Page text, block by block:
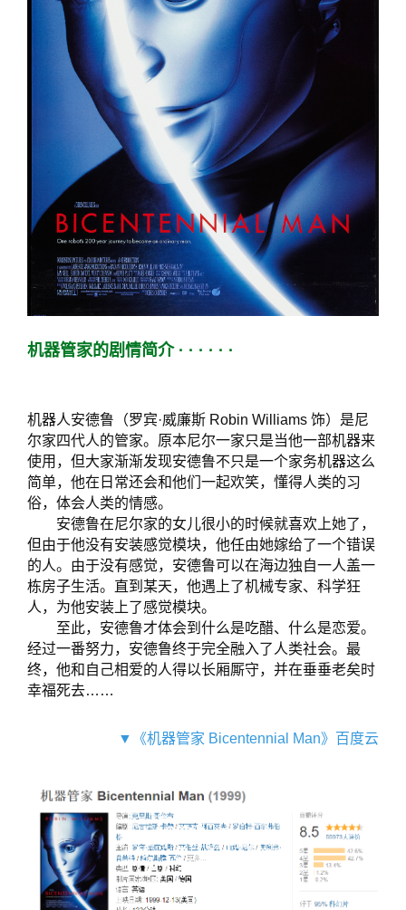
机器管家的剧情简介 · · · · · ·
机器人安德鲁（罗宾·威廉斯 Robin Williams 饰）是尼
尔家四代人的管家。原本尼尔一家只是当他一部机器来
使用，但大家渐渐发现安德鲁不只是一个家务机器这么
简单，他在日常还会和他们一起欢笑，懂得人类的习
俗，体会人类的情感。
安德鲁在尼尔家的女儿很小的时候就喜欢上她了，
但由于他没有安装感觉模块，他任由她嫁给了一个错误
的人。由于没有感觉，安德鲁可以在海边独自一人盖一
栋房子生活。直到某天，他遇上了机械专家、科学狂
人，为他安装上了感觉模块。
至此，安德鲁才体会到什么是吃醋、什么是恋爱。
经过一番努力，安德鲁终于完全融入了人类社会。最
终，他和自己相爱的人得以长厢厮守，并在垂垂老矣时
幸福死去……
▼《机器管家 Bicentennial Man》百度云